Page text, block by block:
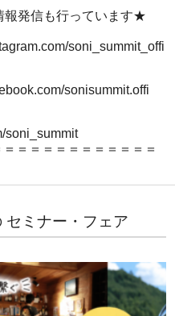
報発信も行っています★
soni_summit_offi
sonisummit.offi
soni_summit
＝＝＝＝＝＝＝＝＝＝＝
セミナー・フェア